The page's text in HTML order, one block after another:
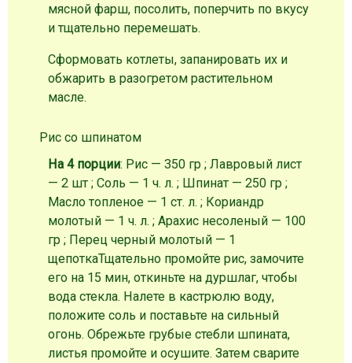
мясной фарш, посолить, поперчить по вкусу
и тщательно перемешать.
Сформовать котлеты, запанировать их и
обжарить в разогретом растительном
масле.
Рис со шпинатом
На 4 порции: Рис — 350 гр ; Лавровый лист
— 2 шт ; Соль — 1 ч. л. ; Шпинат — 250 гр ;
Масло топленое — 1 ст. л. ; Кориандр
молотый — 1 ч. л. ; Арахис несоленый — 100
гр ; Перец черный молотый — 1
щепоткаТщательно промойте рис, замочите
его на 15 мин, откиньте на дуршлаг, чтобы
вода стекла. Налете в кастрюлю воду,
положите соль и поставьте на сильный
огонь. Обрежьте грубые стебли шпината,
листья промойте и осушите. Затем сварите